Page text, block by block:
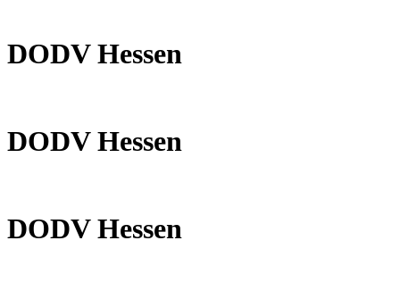
DODV Hessen
DODV Hessen
DODV Hessen